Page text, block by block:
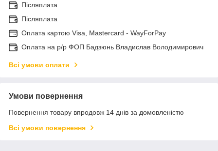
Післяплата
Післяплата
Оплата картою Visa, Mastercard - WayForPay
Оплата на р/р ФОП Бадзюнь Владислав Володимирович
Всі умови оплати
Умови повернення
Повернення товару впродовж 14 днів за домовленістю
Всі умови повернення